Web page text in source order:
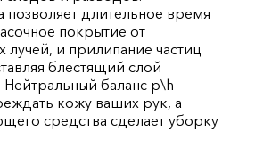
позволяет длительное время
покрытие от
лучей, и прилипание частиц
блестящий слой
баланс p\h
кожу ваших рук, а
средства сделает уборку